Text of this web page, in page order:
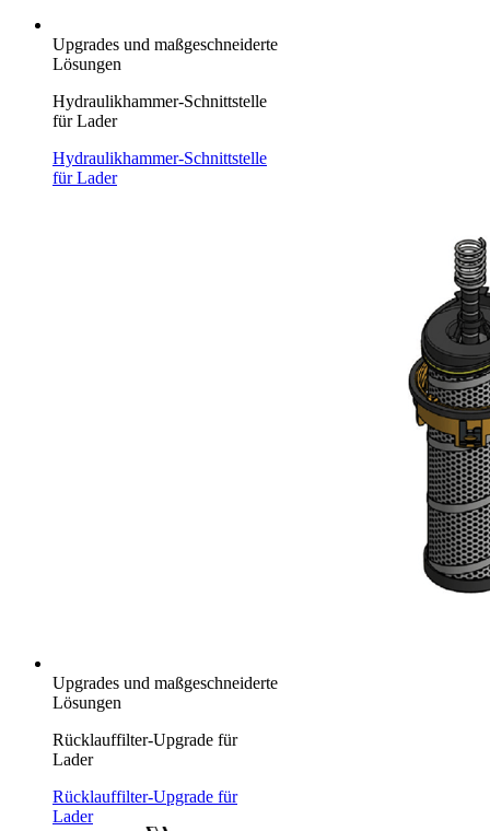
Upgrades und maßgeschneiderte
Lösungen
Hydraulikhammer-Schnittstelle
für Lader
Hydraulikhammer-Schnittstelle
für Lader
Upgrades und maßgeschneiderte
Lösungen
Rücklauffilter-Upgrade für
Lader
Rücklauffilter-Upgrade für
Lader